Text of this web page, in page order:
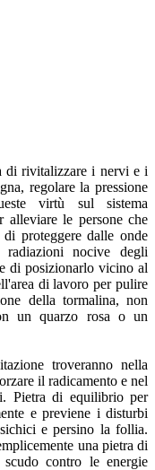
di rivitalizzare i nervi e i
regolare la pressione
virtù sul sistema
alleviare le persone che
proteggere dalle onde
nocive degli
di posizionarlo vicino al
di lavoro per pulire
della tormalina, non
un quarzo rosa o un
troveranno nella
il radicamento e nel
Pietra di equilibrio per
e previene i disturbi
e persino la follia.
una pietra di
contro le energie